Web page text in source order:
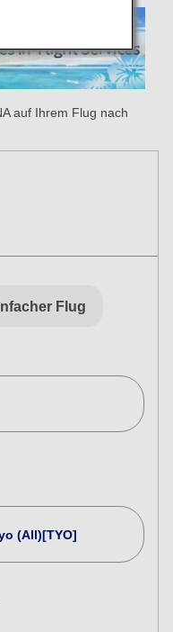
auf Ihrem Flug nach
Flug
(All)[TYO]